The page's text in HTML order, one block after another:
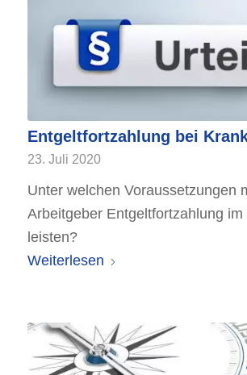
Entgeltfortzahlung bei
23. Juli 2020
Unter welchen Voraussetzungen
Arbeitgeber Entgeltfortzahlung im
leisten?
Weiterlesen